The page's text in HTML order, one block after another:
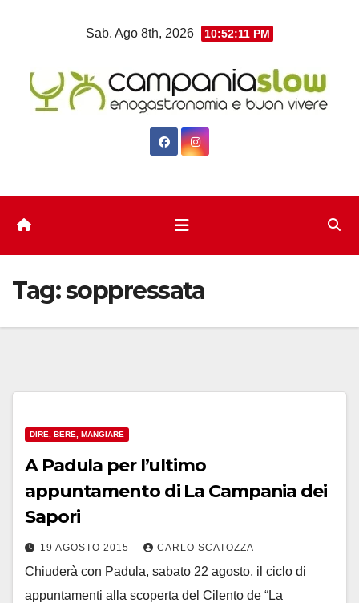
Sab. Ago 8th, 2026 10:52:12 PM
Tag:soppressata
DIRE, BERE, MANGIARE
A Padula per l’ultimo
appuntamento di La Campania dei
Sapori
19 AGOSTO 2015 CARLO SCATOZZA
Chiuderà con Padula, sabato 22 agosto, il ciclo di
appuntamenti alla scoperta del Cilento de “La